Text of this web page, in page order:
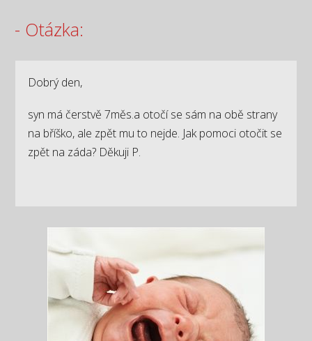
- Otázka:
Dobrý den,
syn má čerstvě 7měs.a otočí se sám na obě strany
na bříško, ale zpět mu to nejde. Jak pomoci otočit se
zpět na záda? Děkuji P.